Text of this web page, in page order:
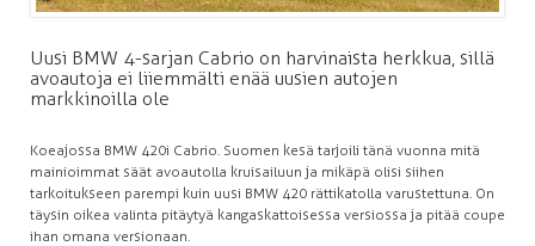
Uusi BMW 4-sarjan Cabrio on harvinaista herkkua, sillä
avoautoja ei liiemmälti enää uusien autojen
markkinoilla ole
Koeajossa BMW 420i Cabrio. Suomen kesä tarjoili tänä vuonna mitä
mainioimmat säät avoautolla kruisailuun ja mikäpä olisi siihen
tarkoitukseen parempi kuin uusi BMW 420 rättikatolla varustettuna. On
täysin oikea valinta pitäytyä kangaskattoisessa versiossa ja pitää coupe
ihan omana versionaan.